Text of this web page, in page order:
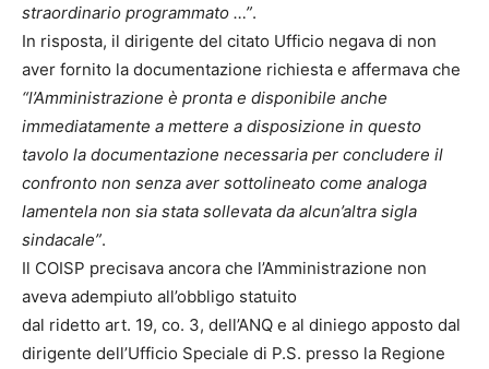
straordinario programmato …”.
In risposta, il dirigente del citato Ufficio negava di non
aver fornito la documentazione richiesta e affermava che
“l’Amministrazione è pronta e disponibile anche
immediatamente a mettere a disposizione in questo
tavolo la documentazione necessaria per concludere il
confronto non senza aver sottolineato come analoga
lamentela non sia stata sollevata da alcun’altra sigla
sindacale”.
Il COISP precisava ancora che l’Amministrazione non
aveva adempiuto all’obbligo statuito
dal ridetto art. 19, co. 3, dell’ANQ e al diniego apposto dal
dirigente dell’Ufficio Speciale di P.S. presso la Regione